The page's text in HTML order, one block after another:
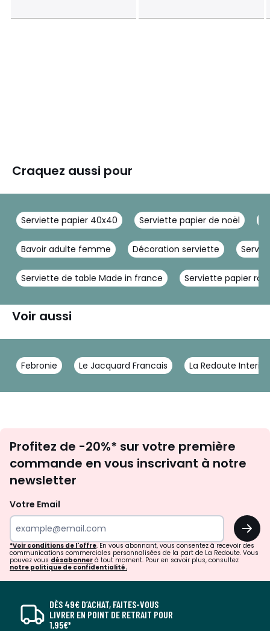
Craquez aussi pour
Serviette papier 40x40 Serviette papier de noël
Bavoir adulte femme Décoration serviette
Serviette de table Made in france Serviette papier
Voir aussi
Febronie Le Jacquard Francais La Redoute
newsletter
Profitez de -20%* sur votre première
commande en vous inscrivant à notre
newsletter
Votre Email
OK
*Voir conditions de l'offre. En vous abonnant, vous consentez à recevoir des
communications commerciales personnalisées de la part de La Redoute. Vous
pouvez vous désabonner à tout moment. Pour en savoir plus, consultez
notre politique de confidentialité.
DÈS 49€ D’ACHAT, FAITES-VOUS
LIVRER EN POINT DE RETRAIT POUR
1,95€*